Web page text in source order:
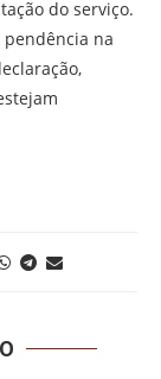
do serviço.
na